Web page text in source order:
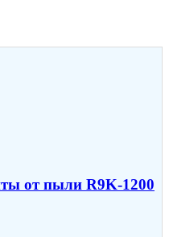
от пыли R9K-1200